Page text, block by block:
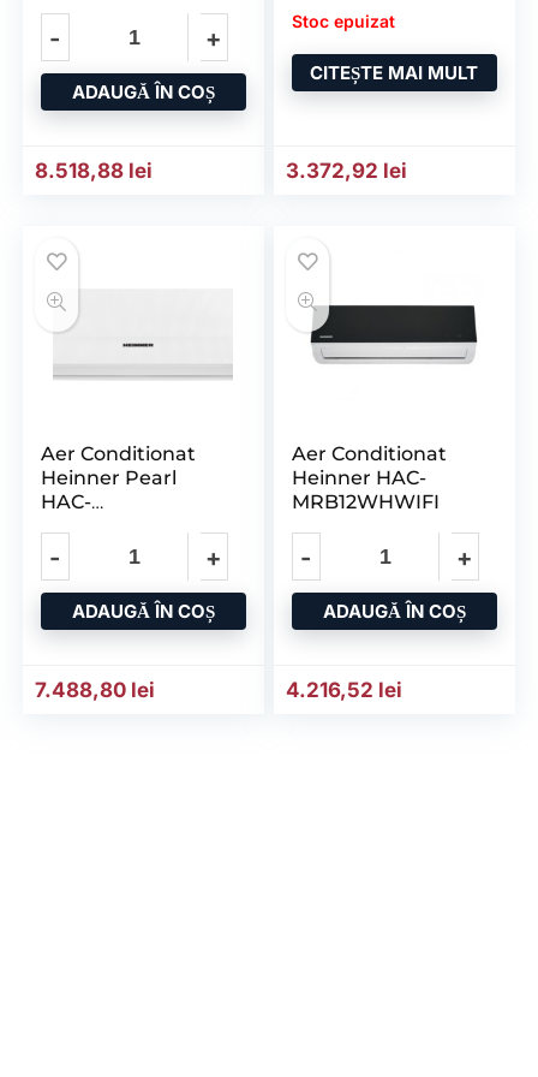
ADAUGĂ ÎN COȘ
8.518,88 lei
Stoc epuizat
CITEȘTE MAI MULT
3.372,92 lei
Aer Conditionat
Heinner Pearl
HAC-
ADAUGĂ ÎN COȘ
7.488,80 lei
Aer Conditionat
Heinner HAC-
MRB12WHWIFI
ADAUGĂ ÎN COȘ
4.216,52 lei